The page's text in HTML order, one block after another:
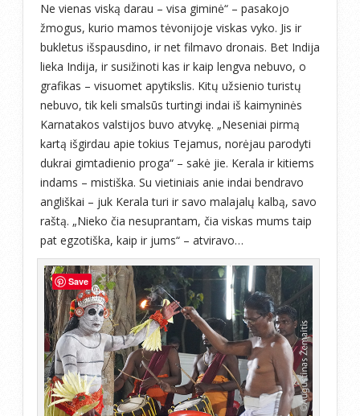
Ne vienas viską darau – visa giminė“ – pasakojo
žmogus, kurio mamos tėvonijoje viskas vyko. Jis ir
bukletus išspausdino, ir net filmavo dronais. Bet Indija
lieka Indija, ir susižinoti kas ir kaip lengva nebuvo, o
grafikas – visuomet apytikslis. Kitų užsienio turistų
nebuvo, tik keli smalsūs turtingi indai iš kaimyninės
Karnatakos valstijos buvo atvykę. „Neseniai pirmą
kartą išgirdau apie tokius Tejamus, norėjau parodyti
dukrai gimtadienio proga“ – sakė jie. Kerala ir kitiems
indams – mistiška. Su vietiniais anie indai bendravo
angliškai – juk Kerala turi ir savo malajalų kalbą, savo
raštą. „Nieko čia nesuprantam, čia viskas mums taip
pat egzotiška, kaip ir jums“ – atviravo…
Save